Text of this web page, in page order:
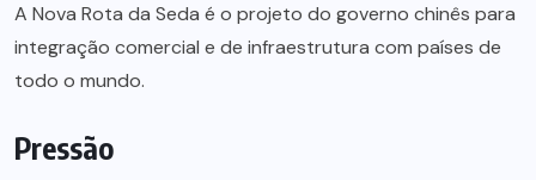
A Nova Rota da Seda é o projeto do governo chinês para
integração comercial e de infraestrutura com países de
todo o mundo.
Pressão